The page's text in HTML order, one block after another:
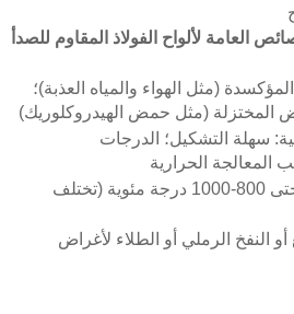
العامة لألواح الفولاذ المقاوم للصدأ
(مثل الهواء والمياه العذبة)؛
المختزلة (مثل حمض الهيدروكلوريك)
سهلة التشكيل؛ الدرجات
المعالجة الحرارية
مقاومة الأكسدة حتى 800-1000 درجة مئوية (تختلف
النفخ الرملي أو الطلاء لأغراض